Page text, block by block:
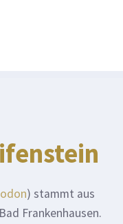
) stammt aus
Frankenhausen.